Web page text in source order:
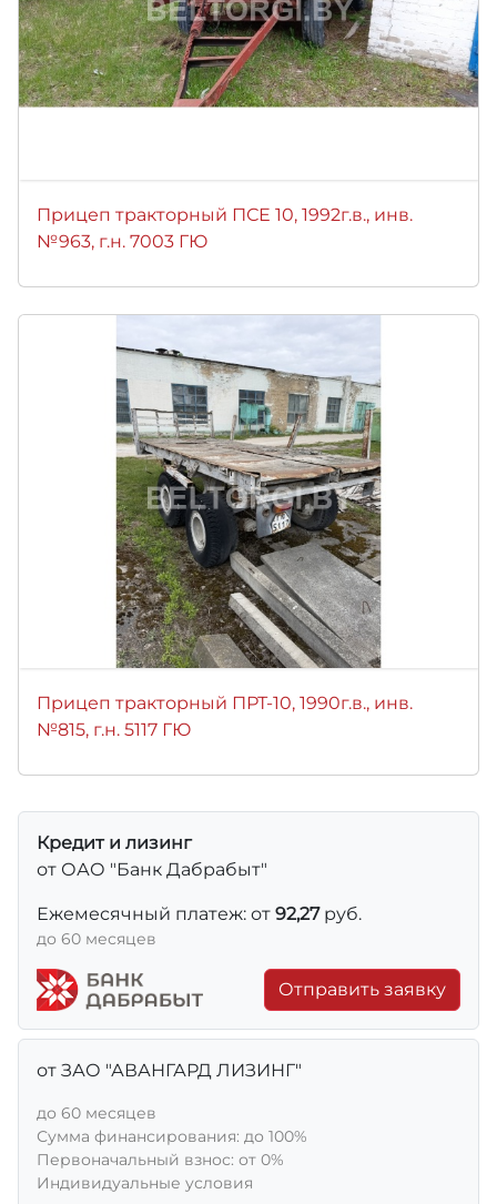
Прицеп тракторный ПСЕ 10, 1992г.в., инв.
№963, г.н. 7003 ГЮ
Прицеп тракторный ПРТ-10, 1990г.в., инв.
№815, г.н. 5117 ГЮ
Кредит и лизинг
от ОАО "Банк Дабрабыт"
Ежемесячный платеж: от 92,27руб.
до 60 месяцев
Отправить заявку
от ЗАО "АВАНГАРД ЛИЗИНГ"
до 60 месяцев
Сумма финансирования: до 100%
Первоначальный взнос: от 0%
Индивидуальные условия